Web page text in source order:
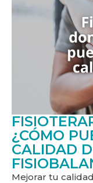
¿CÓMO
CALIDAD
Mejorar tu